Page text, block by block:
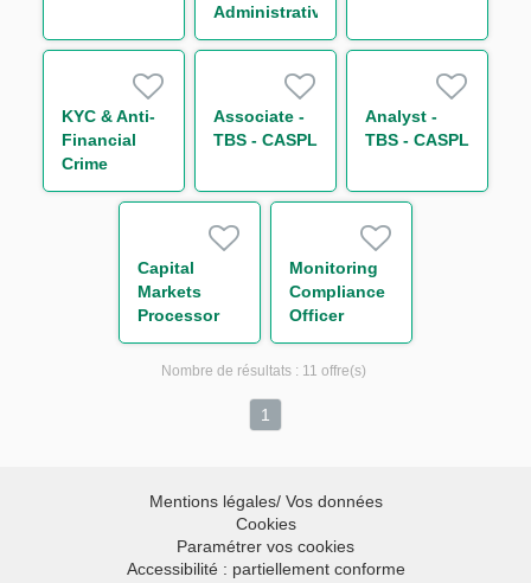
Administrative
Officer
KYC & Anti-
Financial
Crime
Quality
Assurance -
Associate -
TBS - CASPL
Analyst -
TBS - CASPL
Capital
Markets
Processor
Monitoring
Compliance
Officer
Nombre de résultats : 11 offre(s)
1
Mentions légales/ Vos données
Cookies
Paramétrer vos cookies
Accessibilité : partiellement conforme